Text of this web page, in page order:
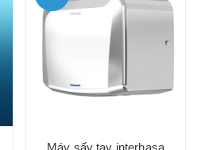
Máy sấy tay interhasa